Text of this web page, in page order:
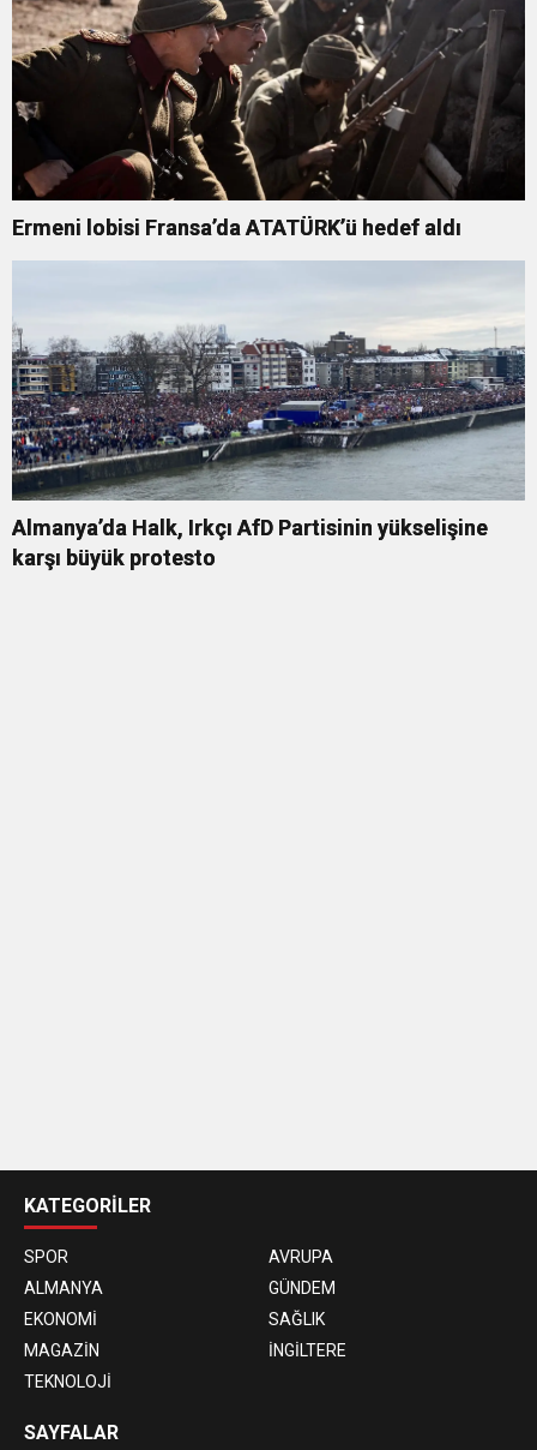
Ermeni lobisi Fransa’da ATATÜRK’ü hedef aldı
Almanya’da Halk, Irkçı AfD Partisinin yükselişine
karşı büyük protesto
siteleri
KATEGORİLER
SPOR
AVRUPA
ALMANYA
GÜNDEM
EKONOMİ
SAĞLIK
MAGAZİN
İNGİLTERE
TEKNOLOJİ
SAYFALAR